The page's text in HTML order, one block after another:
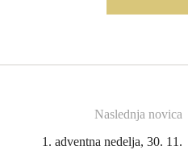
Naslednja novica
1. adventna nedelja, 30. 11.